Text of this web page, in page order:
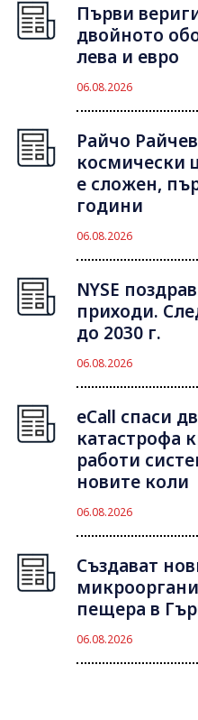
Първи
двойното
лева и евро
06.08.2026
Райчо
космически
е сложен,
години
06.08.2026
NYSE
приходи.
до 2030 г.
06.08.2026
eCall спаси
катастрофа
работи
новите коли
06.08.2026
Създават
пещера в
06.08.2026